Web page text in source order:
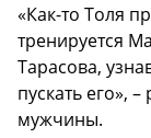
«Как-то Толя
тренируется
Тарасова,
пускать его», –
мужчины.